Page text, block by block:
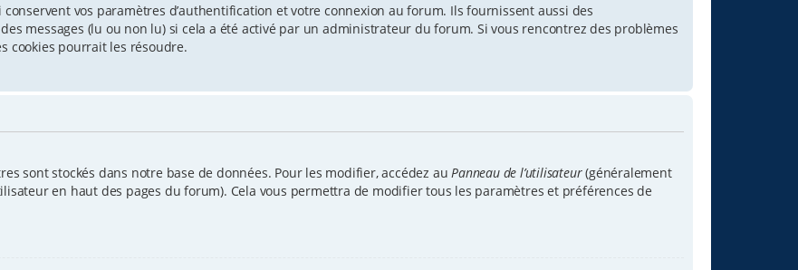
vos paramètres d’authentification et votre connexion au forum. Ils fournissent aussi des
messages (lu ou non lu) si cela a été activé par un administrateur du forum. Si vous rencontrez des problèmes
cookies pourrait les résoudre.
sont stockés dans notre base de données. Pour les modifier, accédez au Panneau de l’utilisateur(généralement
en haut des pages du forum). Cela vous permettra de modifier tous les paramètres et préférences de